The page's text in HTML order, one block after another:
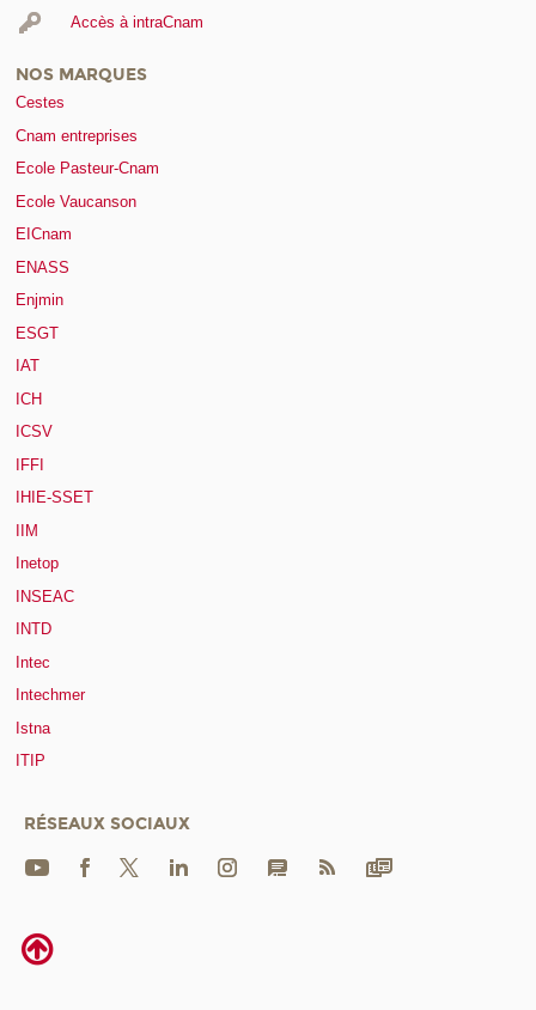
Accès à intraCnam
NOS MARQUES
Cestes
Cnam entreprises
Ecole Pasteur-Cnam
Ecole Vaucanson
EICnam
ENASS
Enjmin
ESGT
IAT
ICH
ICSV
IFFI
IHIE-SSET
IIM
Inetop
INSEAC
INTD
Intec
Intechmer
Istna
ITIP
RÉSEAUX SOCIAUX